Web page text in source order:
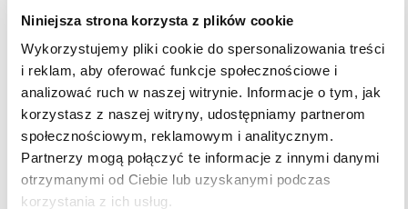
Niniejsza strona korzysta z plików cookie
Wykorzystujemy pliki cookie do spersonalizowania treści
i reklam, aby oferować funkcje społecznościowe i
analizować ruch w naszej witrynie. Informacje o tym, jak
korzystasz z naszej witryny, udostępniamy partnerom
społecznościowym, reklamowym i analitycznym.
Partnerzy mogą połączyć te informacje z innymi danymi
otrzymanymi od Ciebie lub uzyskanymi podczas
korzystania z ich usług.
Filtruj
Darmowa dostawa
od 200zł